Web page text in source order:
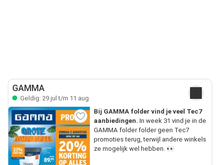
GAMMA
Geldig: 29 jul t/m 11 aug
Bij GAMMA folder vind je veel Tec7
aanbiedingen. In week 31 vind je in de
GAMMA folder folder geen Tec7
promoties terug, terwijl andere winkels
ze mogelijk wel hebben. 👀